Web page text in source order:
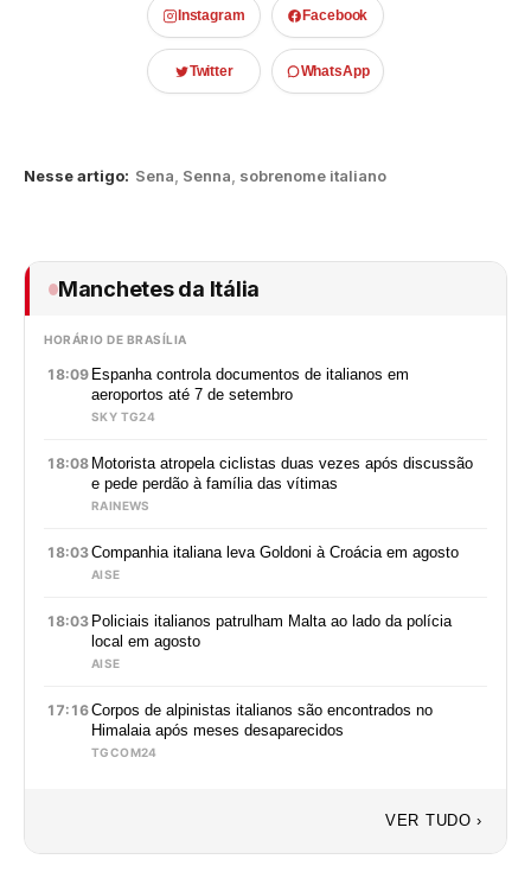
Instagram Facebook
Twitter WhatsApp
Nesse artigo: Sena, Senna, sobrenome italiano
Manchetes da Itália
HORÁRIO DE BRASÍLIA
18:09 Espanha controla documentos de italianos em
aeroportos até 7 de setembro
SKY TG24
18:08 Motorista atropela ciclistas duas vezes após discussão
e pede perdão à família das vítimas
RAINEWS
18:03Companhia italiana leva Goldoni à Croácia em agosto
AISE
18:03 Policiais italianos patrulham Malta ao lado da polícia
local em agosto
AISE
17:16Corpos de alpinistas italianos são encontrados no
Himalaia após meses desaparecidos
TGCOM24
VER TUDO ›